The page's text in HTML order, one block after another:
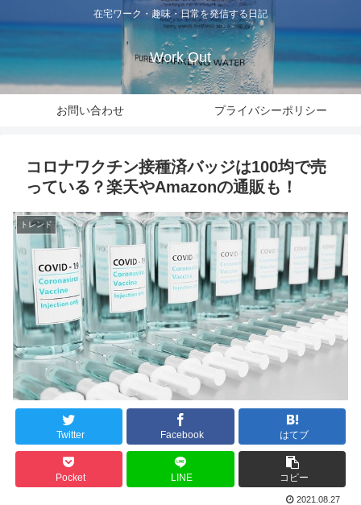
在宅ワーク・趣味・日常を発信する日記
Work Out
お問い合わせ プライバシーポリシー
コロナワクチン接種済バッジは100均で売
っている？楽天やAmazonの通販も！
トレンド
Twitter Facebook はてブ
Pocket LINE コピー
2021.08.27